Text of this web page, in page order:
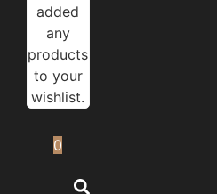
added
any
products
to your
wishlist.
0